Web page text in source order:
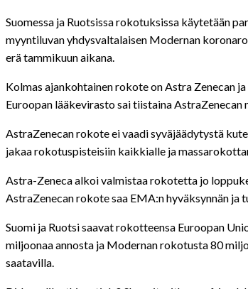
Suomessa ja Ruotsissa rokotuksissa käytetään
myyntiluvan yhdysvaltalaisen Modernan
erä tammikuun aikana.
Kolmas ajankohtainen rokote on Astra Zenecan
Euroopan lääkevirasto sai tiistaina
AstraZenecan rokote ei vaadi syväjäädytystä
jakaa rokotuspisteisiin kaikkialle ja
Astra-Zeneca alkoi valmistaa rokotetta jo
AstraZenecan rokote saa EMA:n hyväksynnän
Suomi ja Ruotsi saavat rokotteensa Euroopan
miljoonaa annosta ja Modernan rokotusta 80
saatavilla.